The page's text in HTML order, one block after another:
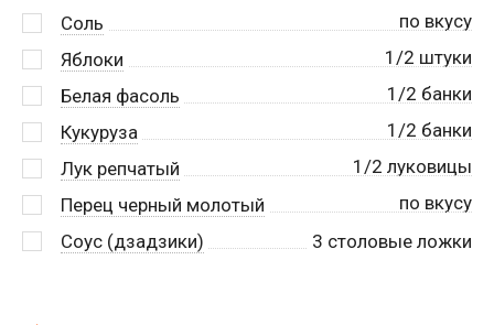
Соль
по вкусу
Яблоки
1/2 штуки
Белая фасоль
1/2 банки
Кукуруза
1/2 банки
Лук репчатый
1/2 луковицы
Перец черный молотый
по вкусу
Соус (дзадзики)
3 столовые ложки